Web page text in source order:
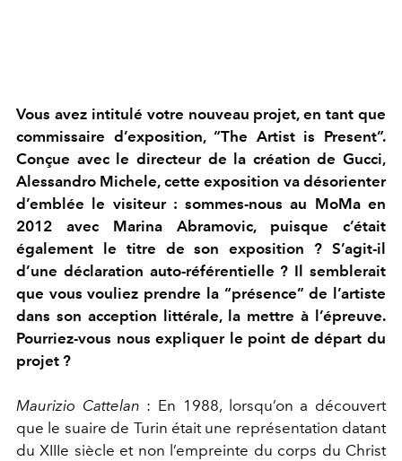
Vous avez intitulé votre nouveau projet, en tant que
commissaire d’exposition, “The Artist is Present”.
Conçue avec le directeur de la création de Gucci,
Alessandro Michele, cette exposition va désorienter
d’emblée le visiteur : sommes-nous au MoMa en
2012 avec Marina Abramovic, puisque c’était
également le titre de son exposition ? S’agit-il
d’une déclaration auto-référentielle ? Il semblerait
que vous vouliez prendre la “présence” de l’artiste
dans son acception littérale, la mettre à l’épreuve.
Pourriez-vous nous expliquer le point de départ du
projet ?
Maurizio Cattelan : En 1988, lorsqu’on a découvert
que le suaire de Turin était une représentation datant
du XIIIe siècle et non l’empreinte du corps du Christ